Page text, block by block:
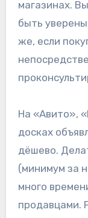
магазинах.
быть
же, если
На «Авито», «Юле» и подобных интернет-
досках
дёшево.
(минимум за
много
продавцами.